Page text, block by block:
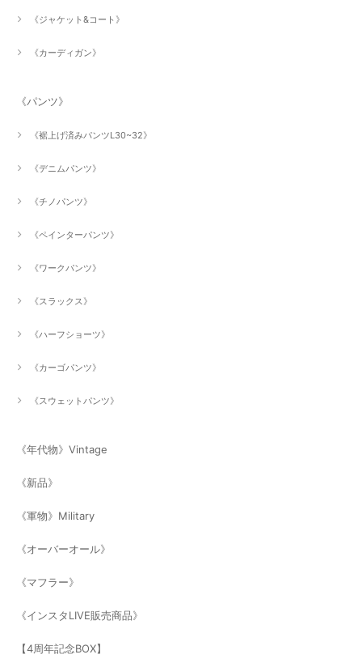
《ジャケット&コート》
《カーディガン》
《パンツ》
《裾上げ済みパンツL30~32》
《デニムパンツ》
《チノパンツ》
《ペインターパンツ》
《ワークパンツ》
《スラックス》
《ハーフショーツ》
《カーゴパンツ》
《スウェットパンツ》
《年代物》Vintage
《新品》
《軍物》Military
《オーバーオール》
《マフラー》
《インスタLIVE販売商品》
【4周年記念BOX】